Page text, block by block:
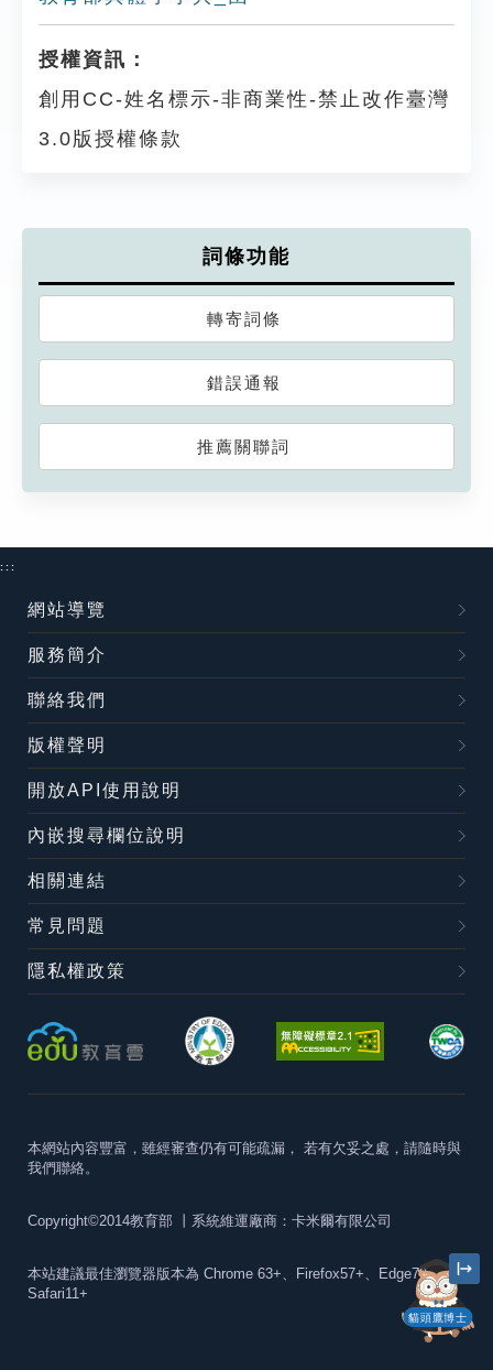
授權資訊：
創用CC-姓名標示-非商業性-禁止改作臺灣
3.0版授權條款
詞條功能
轉寄詞條
錯誤通報
推薦關聯詞
貓頭鷹博士
:::
網站導覽
服務簡介
聯絡我們
版權聲明
開放API使用說明
內嵌搜尋欄位說明
相關連結
常見問題
隱私權政策
本網站內容豐富，雖經審查仍有可能疏漏， 若有欠妥之處，請隨時與
我們聯絡。
Copyright©2014教育部 丨系統維運廠商：卡米爾有限公司
本站建議最佳瀏覽器版本為 Chrome 63+、Firefox57+、Edge79+及
Safari11+